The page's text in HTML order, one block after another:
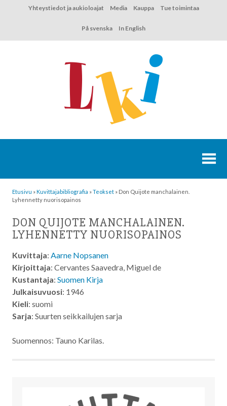
Yhteystiedot ja aukioloajat Media Kauppa Tue toimintaa
På svenska In English
Etusivu »Kuvittaja­bibliografia »Teokset » Don Quijote manchalainen.
Lyhennetty nuorisopainos
DON QUIJOTE MANCHALAINEN.
LYHENNETTY NUORISOPAINOS
Kuvittaja: Aarne Nopsanen
Kirjoittaja: Cervantes Saavedra, Miguel de
Kustantaja: Suomen Kirja
Julkaisuvuosi: 1946
Kieli: suomi
Sarja: Suurten seikkailujen sarja
Suomennos: Tauno Karilas.